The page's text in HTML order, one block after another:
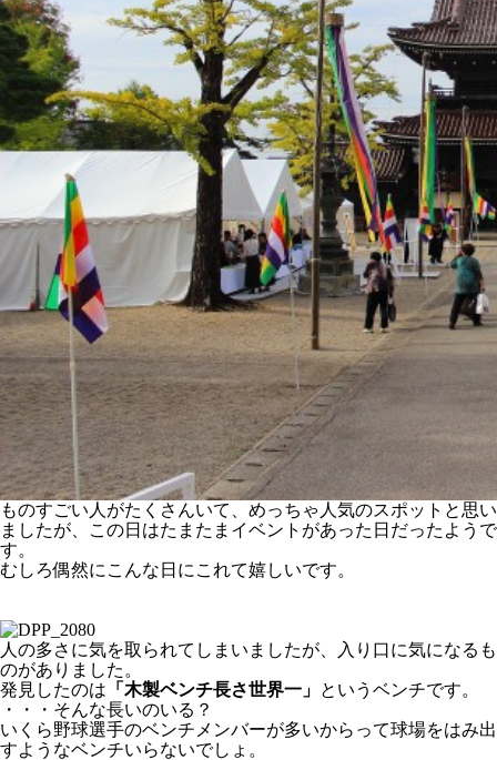
ものすごい人がたくさんいて、めっちゃ人気のスポットと思い
ましたが、この日はたまたまイベントがあった日だったようで
す。
むしろ偶然にこんな日にこれて嬉しいです。
人の多さに気を取られてしまいましたが、入り口に気になるも
のがありました。
発見したのは 「木製ベンチ長さ世界一」 というベンチです。
・・・そんな長いのいる？
いくら野球選手のベンチメンバーが多いからって球場をはみ出
すようなベンチいらないでしょ。